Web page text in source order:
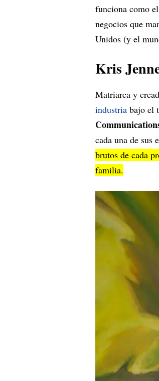
funciona como
negocios que
Unidos (y el
Kris
Matriarca y
industria bajo el
cada una de sus
brutos de cada
familia.